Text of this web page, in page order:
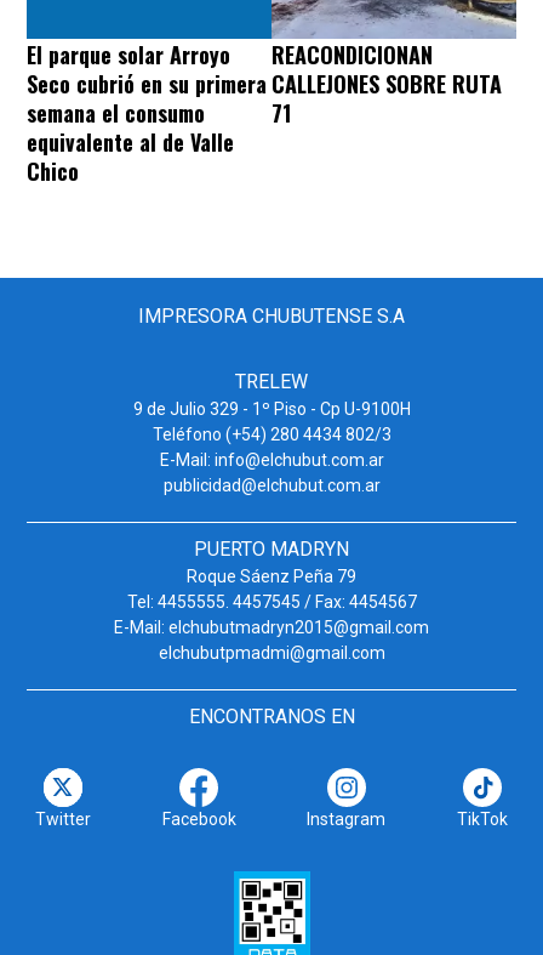
El parque solar Arroyo
Seco cubrió en su primera
semana el consumo
equivalente al de Valle
Chico
REACONDICIONAN
CALLEJONES SOBRE RUTA
71
IMPRESORA CHUBUTENSE S.A
TRELEW
9 de Julio 329 - 1º Piso - Cp U-9100H
Teléfono (+54) 280 4434 802/3
E-Mail: info@elchubut.com.ar
publicidad@elchubut.com.ar
PUERTO MADRYN
Roque Sáenz Peña 79
Tel: 4455555. 4457545 / Fax: 4454567
E-Mail: elchubutmadryn2015@gmail.com
elchubutpmadmi@gmail.com
ENCONTRANOS EN
Twitter Facebook Instagram TikTok